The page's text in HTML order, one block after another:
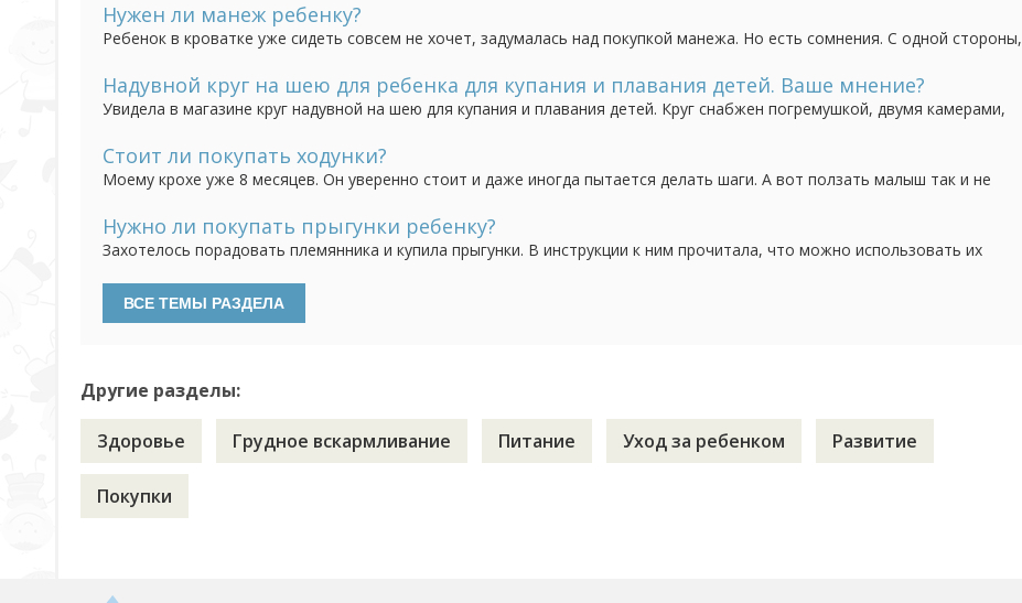
Нужен ли манеж ребенку?
Ребенок в кроватке уже сидеть совсем не хочет, задумалась над покупкой манежа. Но есть сомнения. С одной стороны,
ассоциироваться со сном и играть в ней не желательно. И до какого возраста им можно...
Надувной круг на шею для ребенка для купания и плавания детей. Ваше мнение?
Увидела в магазине круг надувной на шею для купания и плавания детей. Круг снабжен погремушкой, двумя камерами,
приспособлением для купания малыша? Удобен ли он для ребенка? и как на практике...
Стоит ли покупать ходунки?
Моему крохе уже 8 месяцев. Он уверенно стоит и даже иногда пытается делать шаги. А вот ползать малыш так и не
опасаюсь, что эта покупка принесет больше вреда, чем пользы. Ведь длительное использование...
Нужно ли покупать прыгунки ребенку?
Захотелось порадовать племянника и купила прыгунки. В инструкции к ним прочитала, что можно использовать их
позвоночнику и использовать их нельзя. Теперь мы все в растерянности, что с ними делать.
Другие разделы:
Здоровье Грудное вскармливание Питание Уход за ребенком Развитие
Покупки